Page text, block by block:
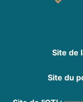
Site de
Site du